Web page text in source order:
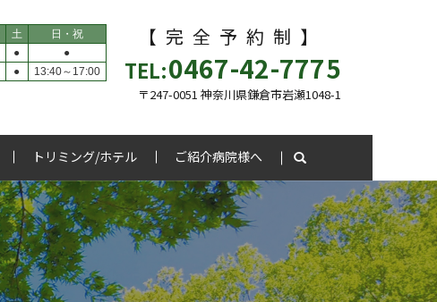
土
日・祝
●
●
● 13:40～17:00
【完全予約制】
TEL:0467-42-7775
〒247-0051 神奈川県鎌倉市岩瀬1048-1
トリミング/ホテル ご紹介病院様へ